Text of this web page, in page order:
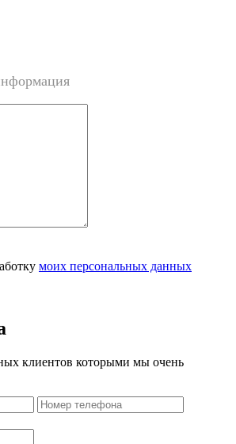
моих персональных данных
клиентов которыми мы очень